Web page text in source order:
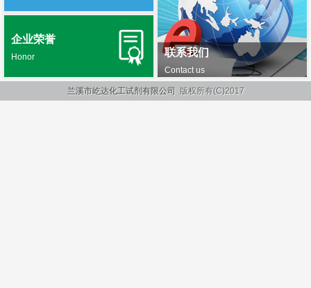
联系我们
Contact us
企业荣誉
Honor
兰溪市屹达化工试剂有限公司 版权所有(C)2017